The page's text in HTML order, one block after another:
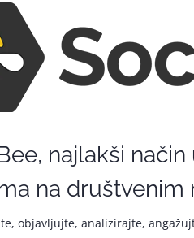
najlakši
na društvenim
objavljujte, analizirajte,